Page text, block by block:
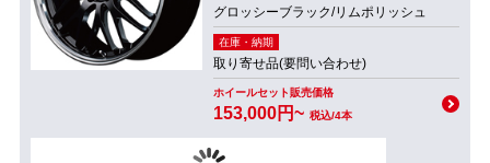
グロッシーブラック/リムポリッシュ
在庫・納期
取り寄せ品(要問い合わせ)
ホイールセット販売価格
153,000円~ 税込/4本